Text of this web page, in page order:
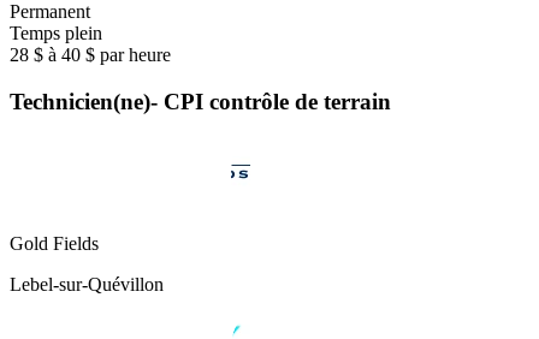
Permanent
Temps plein
28 $ à 40 $ par heure
Technicien(ne)- CPI contrôle de terrain
Gold Fields
Lebel-sur-Quévillon